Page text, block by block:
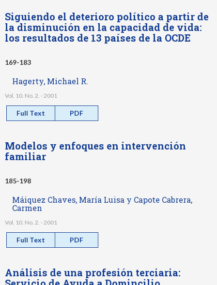
Siguiendo el deterioro político a partir de
la disminución en la capacidad de vida:
los resultados de 13 países de la OCDE
169-183
Hagerty, Michael R.
Vol. 10. No. 2. - 2001
Full Text PDF
Modelos y enfoques en intervención
familiar
185-198
Máiquez Chaves, María Luisa y Capote Cabrera,
Carmen
Vol. 10. No. 2. - 2001
Full Text PDF
Análisis de una profesión terciaria: